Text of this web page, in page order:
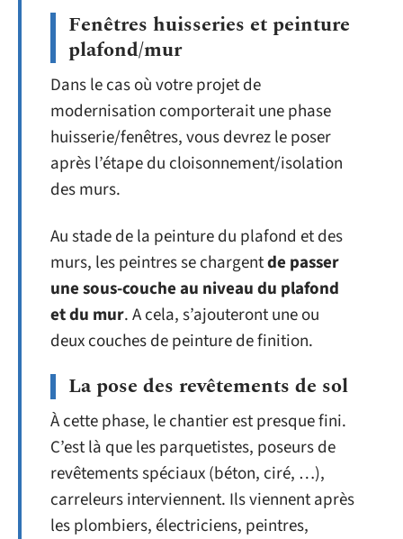
Fenêtres huisseries et peinture
plafond/mur
Dans le cas où votre projet de
modernisation comporterait une phase
huisserie/fenêtres, vous devrez le poser
après l’étape du cloisonnement/isolation
des murs.
Au stade de la peinture du plafond et des
murs, les peintres se chargentde passer
une sous-couche au niveau du plafond
et du mur. A cela, s’ajouteront une ou
deux couches de peinture de finition.
La pose des revêtements de sol
À cette phase, le chantier est presque fini.
C’est là que les parquetistes, poseurs de
revêtements spéciaux (béton, ciré, …),
carreleurs interviennent. Ils viennent après
les plombiers, électriciens, peintres,